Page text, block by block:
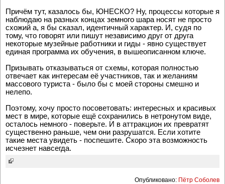
Причём тут, казалось бы, ЮНЕСКО? Ну, процессы которые я
наблюдаю на разных концах земного шара носят не просто
схожий а, я бы сказал, идентичный характер. И, судя по
тому, что говорят или пишут независимо друг от друга
некоторые музейные работники и гиды - явно существует
единая программа их обучения, в вышеописанном ключе.
Призывать отказываться от схемы, которая полностью
отвечает как интересам её участников, так и желаниям
массового туриста - было бы с моей стороны смешно и
нелепо.
Поэтому, хочу просто посоветовать: интересных и красивых
мест в мире, которые ещё сохранились в нетронутом виде,
осталось немного - поверьте. И в аттракцион их превратят
существенно раньше, чем они разрушатся. Если хотите
такие места увидеть - поспешите. Скоро эта возможность
исчезнет навсегда.
Опубликовано: Пётр Соболев